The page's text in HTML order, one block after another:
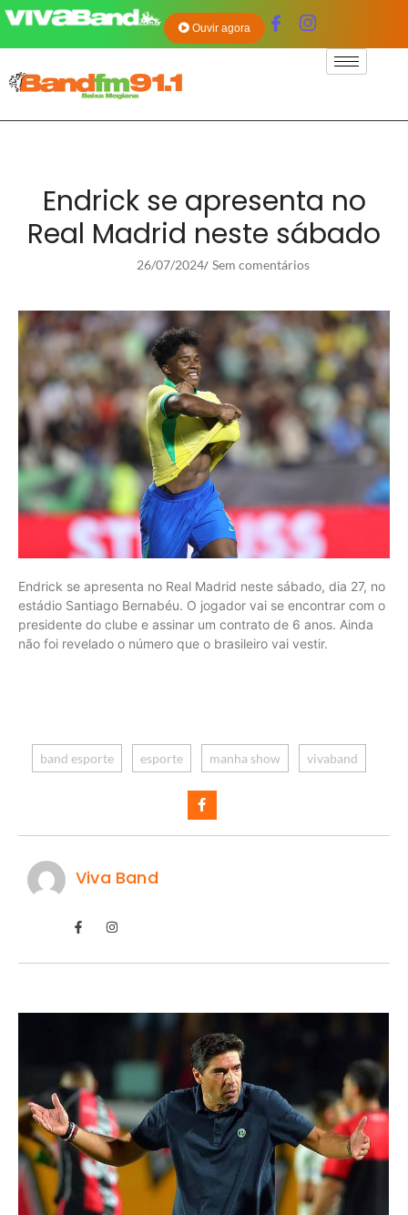
Ouvir agora
Endrick se apresenta no
Real Madrid neste sábado
26/07/2024/ Sem comentários
Endrick se apresenta no Real Madrid neste sábado, dia 27, no
estádio Santiago Bernabéu. O jogador vai se encontrar com o
presidente do clube e assinar um contrato de 6 anos. Ainda
não foi revelado o número que o brasileiro vai vestir.
band esporte esporte manha show vivaband
Viva Band